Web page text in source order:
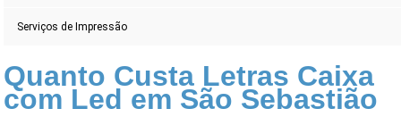
Serviços de Impressão
Quanto Custa Letras Caixa
com Led em São Sebastião